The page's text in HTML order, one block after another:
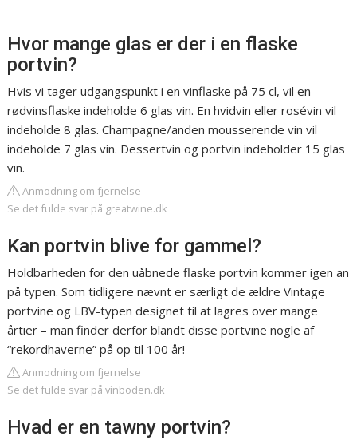
Hvor mange glas er der i en flaske
portvin?
Hvis vi tager udgangspunkt i en vinflaske på 75 cl, vil en
rødvinsflaske indeholde 6 glas vin. En hvidvin eller rosévin vil
indeholde 8 glas. Champagne/anden mousserende vin vil
indeholde 7 glas vin. Dessertvin og portvin indeholder 15 glas
vin.
Anmodning om fjernelse
Se det fulde svar på greatwine.dk
Kan portvin blive for gammel?
Holdbarheden for den uåbnede flaske portvin kommer igen an
på typen. Som tidligere nævnt er særligt de ældre Vintage
portvine og LBV-typen designet til at lagres over mange
årtier – man finder derfor blandt disse portvine nogle af
“rekordhaverne” på op til 100 år!
Anmodning om fjernelse
Se det fulde svar på vinboden.dk
Hvad er en tawny portvin?